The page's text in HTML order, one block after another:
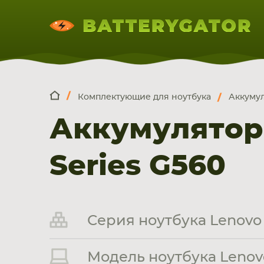
НОУТБУКА
ПЛАНШЕТА
СМАРТФОНА
Комплектующие для ноутбука
Series G560
Серия ноутбука Lenovo
Модель ноутбука